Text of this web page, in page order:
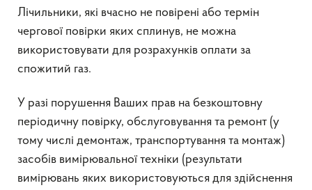
Лічильники, які вчасно не повірені або термін
чергової повірки яких сплинув, не можна
використовувати для розрахунків оплати за
спожитий газ.
У разі порушення Ваших прав на безкоштовну
періодичну повірку, обслуговування та ремонт (у
тому числі демонтаж, транспортування та монтаж)
засобів вимірювальної техніки (результати
вимірювань яких використовуються для здійснення